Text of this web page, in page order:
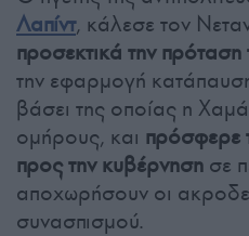
Λαπίντ, κάλεσε τον
προσεκτικά την
την εφαρμογή
βάσει της οποίας η
ομήρους, και πρόσφερε
προς την κυβέρνηση σε
αποχωρήσουν οι
συνασπισμού.